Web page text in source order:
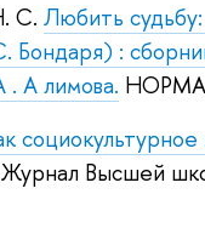
С. Любить
:
А лимова.
Высшей